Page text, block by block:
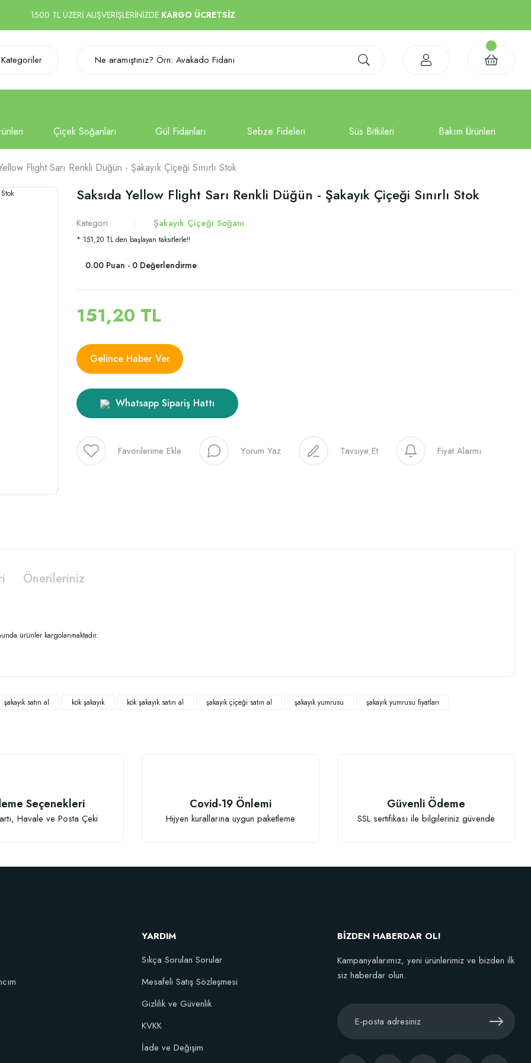
1500 TL ÜZERİ ALIŞVERİŞLERİNİZDE KARGO ÜCRETSİZ
Flight Sarı Renkli Düğün - Şakayık Çiçeği Sınırlı Stok
Saksıda Yellow Flight Sarı Renkli Düğün - Şakayık Çiçeği Sınırlı Stok
Kategori Şakayık Çiçeği Soğanı
* 151,20 TL den başlayan taksitlerle!!
0.00 Puan - 0 Değerlendirme
151,20 TL
Gelince Haber Ver
Whatsapp Sipariş Hattı
Yorum Yaz Tavsiye Et Fiyat Alarmı
Önerileriniz
ürünler kargolanmaktadır.
Bu ürüne ilk yorumu siz yapın!
Gönder
şakayık satın al kök şakayık kök şakayık satın al şakayık çiçeği satın al şakayık yumrusu
şakayık yumrusu fiyatları
Seçenekleri
Havale ve Posta Çeki
Covid-19 Önlemi
Hijyen kurallarına uygun paketleme
Güvenli Ödeme
SSL sertifikası ile bilgileriniz güvende
YARDIM
Sıkça Sorulan Sorular
Mesafeli Satış Sözleşmesi
Gizlilik ve Güvenlik
KVKK
İade ve Değişim
BİZDEN HABERDAR OL!
Kampanyalarımız, yeni ürünlerimiz ve bizden ilk
siz haberdar olun.